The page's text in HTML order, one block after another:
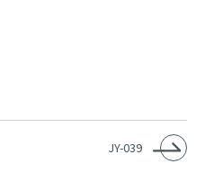
JY-039